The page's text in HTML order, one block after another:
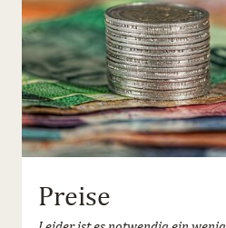
Preise